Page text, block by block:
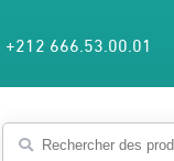
+212 666.53.00.01